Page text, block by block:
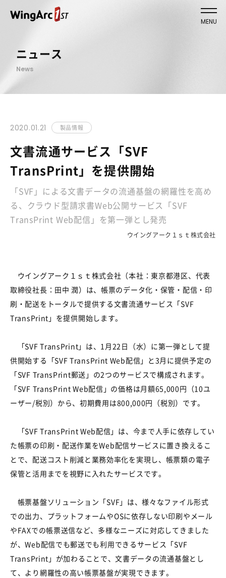
MENU
ニュース
News
2020.01.21 製品情報
文書流通サービス「SVF
TransPrint」を提供開始
「SVF」による文書データの流通基盤の網羅性を高め
る、クラウド型請求書Web公開サービス「SVF
TransPrint Web配信」を第一弾とし発売
ウイングアーク１ｓｔ株式会社
ウイングアーク１ｓｔ株式会社（本社：東京都港区、代表
取締役社長：田中 潤）は、帳票のデータ化・保管・配信・印
刷・配送をトータルで提供する文書流通サービス「SVF
TransPrint 」を提供開始します。
「SVF TransPrint」は、 1月22 日（水）に第一弾として提
供開始する「SVF TransPrint Web配信」と3月に提供予定の
「SVF TransPrint郵送」の2つのサービスで構成されます。
「SVF TransPrint Web配信」の価格は月額65,000円（10ユ
ーザー/税別）から、初期費用は800,000円（税別）です。
「SVF TransPrint Web配信」は、今まで人手に依存してい
た帳票の印刷・配送作業をWeb配信サービスに置き換えるこ
とで、配送コスト削減と業務効率化を実現し、帳票類の電子
保管と活用までを視野に入れたサービスです。
帳票基盤ソリューション「SVF」は、様々なファイル形式
での出力、プラットフォームやOSに依存しない印刷やメール
やFAXでの帳票送信など、多様なニーズに対応してきました
が、Web配信でも郵送でも利用できるサービス「SVF
TransPrint 」が加わることで、文書データの流通基盤とし
て、より網羅性の高い帳票基盤が実現できます。